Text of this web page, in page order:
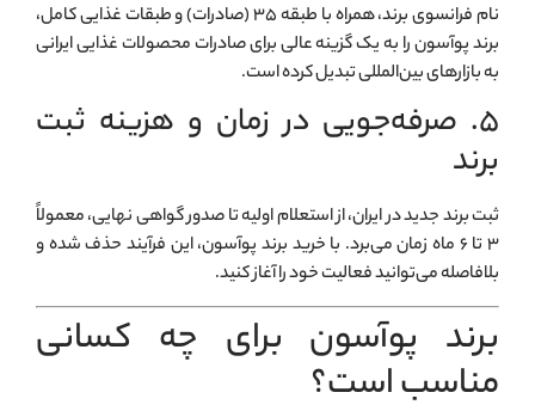
نام فرانسوی برند، همراه با طبقه ۳۵ (صادرات) و طبقات غذایی کامل،
برند پوآسون را به یک گزینه عالی برای صادرات محصولات غذایی ایرانی
به بازارهای بین‌المللی تبدیل کرده است.
۵. صرفه‌جویی در زمان و هزینه ثبت
برند
ثبت برند جدید در ایران، از استعلام اولیه تا صدور گواهی نهایی، معمولاً
۳ تا ۶ ماه زمان می‌برد. با خرید برند پوآسون، این فرآیند حذف شده و
بلافاصله می‌توانید فعالیت خود را آغاز کنید.
برند پوآسون برای چه کسانی
مناسب است؟